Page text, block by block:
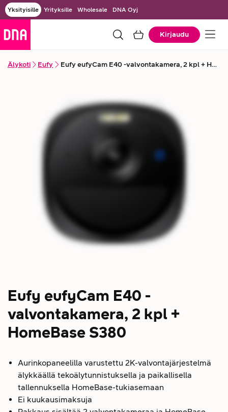
Yksityisille Yrityksille Wholesale DNA Oyj
Kirjaudu
Älykoti Eufy Eufy eufyCam E40 -valvontakamera, 2 kpl + HomeBase S380
Eufy eufyCam E40 -
valvontakamera, 2 kpl +
HomeBase S380
Aurinkopaneelilla varustettu 2K-valvontajärjestelmä
älykkäällä tekoälytunnistuksella ja paikallisella
tallennuksella HomeBase-tukiasemaan
Ei kuukausimaksuja